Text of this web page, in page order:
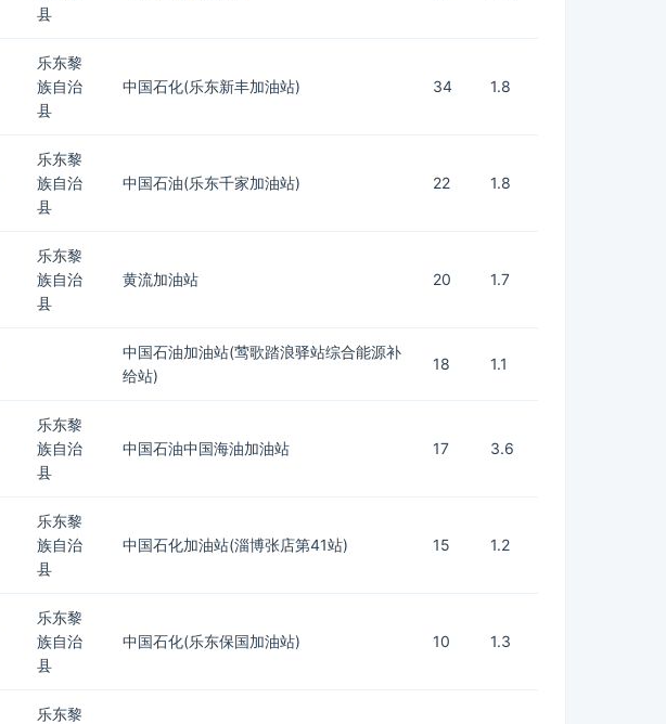
县
乐东黎
族自治
县
中国石化(乐东新丰加油站) 34 1.8
乐东黎
族自治
县
中国石油(乐东千家加油站) 22 1.8
乐东黎
族自治
县
黄流加油站 20 1.7
中国石油加油站(莺歌踏浪驿站综合能源补
给站)
18 1.1
乐东黎
族自治
县
中国石油中国海油加油站 17 3.6
乐东黎
族自治
县
中国石化加油站(淄博张店第41站) 15 1.2
乐东黎
族自治
县
中国石化(乐东保国加油站) 10 1.3
乐东黎